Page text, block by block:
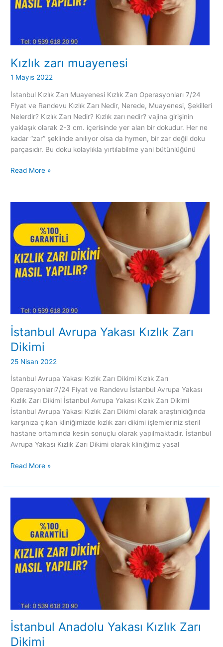
Kızlık zarı muayenesi
1 Mayıs 2022
İstanbul Kızlık Zarı Muayenesi Kızlık Zarı Operasyonları 7/24
Fiyat ve Randevu Kızlık Zarı Nedir, Nerede, Muayenesi, Şekilleri
Nelerdir? Kızlık Zarı Nedir? Kızlık zarı nedir? vajina girişinin
yaklaşık olarak 2-3 cm. içerisinde yer alan bir dokudur. Her ne
kadar “zar” şeklinde anılıyor olsa da hymen, bir zar değil doku
parçasıdır. Bu doku kolaylıkla yırtılabilme yani bütünlüğünü
Read More »
İstanbul Avrupa Yakası Kızlık Zarı
Dikimi
25 Nisan 2022
İstanbul Avrupa Yakası Kızlık Zarı Dikimi Kızlık Zarı
Operasyonları7/24 Fiyat ve Randevu İstanbul Avrupa Yakası
Kızlık Zarı Dikimi İstanbul Avrupa Yakası Kızlık Zarı Dikimi
İstanbul Avrupa Yakası Kızlık Zarı Dikimi olarak araştırıldığında
karşınıza çıkan kliniğimizde kızlık zarı dikimi işlemleriniz steril
hastane ortamında kesin sonuçlu olarak yapılmaktadır. İstanbul
Avrupa Yakası Kızlık Zarı Dikimi olarak kliniğimiz yasal
Yakası
Kızlık
Zarı
Dikimi
Read More »
İstanbul Anadolu Yakası Kızlık Zarı
Dikimi
Yakası
Kızlık
Zarı
Dikimi